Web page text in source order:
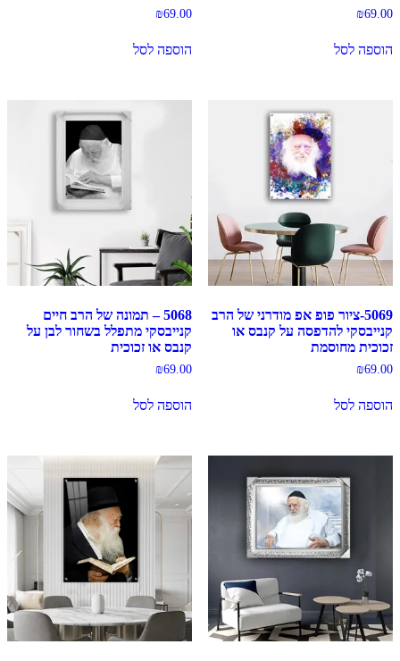
₪69.00
הוספה לסל
₪69.00
הוספה לסל
5069-ציור פופ אפ מודרני של הרב
קנייבסקי להדפסה על קנבס או
זכוכית מחוסמת
₪69.00
הוספה לסל
5068 – תמונה של הרב חיים
קנייבסקי מתפלל בשחור לבן על
קנבס או זכוכית
₪69.00
הוספה לסל